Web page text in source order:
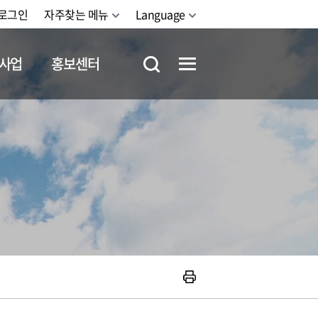
그인 자주찾는 메뉴 Language
업 홍보센터